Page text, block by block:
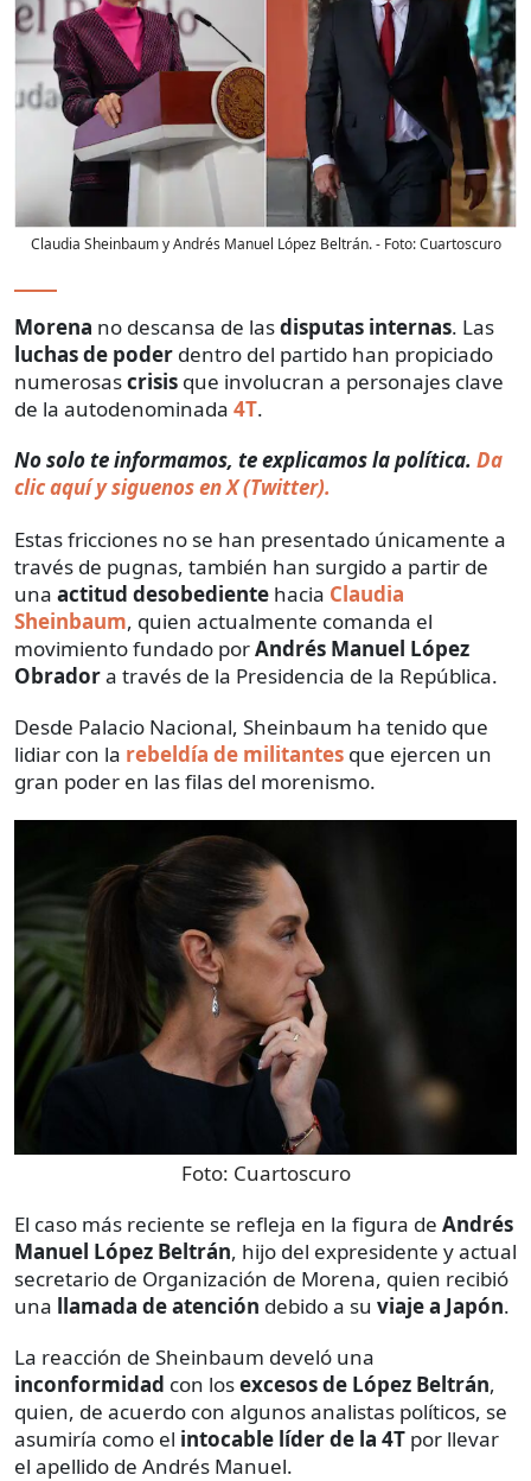
Claudia Sheinbaum y Andrés Manuel López Beltrán.- Foto:Cuartoscuro
Morena no descansa de lasdisputas internas. Las
luchas de poder dentro del partido han propiciado
numerosascrisis que involucran a personajes clave
de la autodenominada 4T.
No solo te informamos, te explicamos la política. Da
clic aquí y siguenos en X (Twitter).
Estas fricciones no se han presentado únicamente a
través de pugnas, también han surgido a partir de
una actitud desobediente hacia Claudia
Sheinbaum, quien actualmente comanda el
movimiento fundado porAndrés Manuel López
Obradora través de la Presidencia de la República.
Desde Palacio Nacional, Sheinbaum ha tenido que
lidiar con la rebeldía de militantes que ejercen un
gran poder en las filas del morenismo.
Foto: Cuartoscuro
El caso más reciente se refleja en la figura de Andrés
Manuel López Beltrán, hijo del expresidente y actual
secretario de Organización de Morena, quien recibió
una llamada de atención debido a su viaje a Japón.
La reacción de Sheinbaum develó una
inconformidad con losexcesos de López Beltrán,
quien, de acuerdo con algunos analistas políticos, se
asumiría como el intocable líder de la 4T por llevar
el apellido de Andrés Manuel.